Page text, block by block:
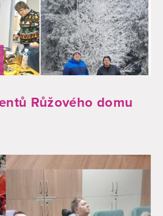
Růžového domu